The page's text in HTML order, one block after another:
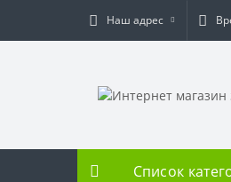
Наш адрес
Список